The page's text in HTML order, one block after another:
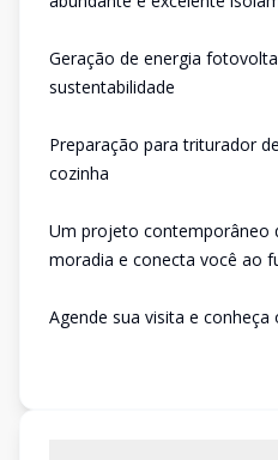
Geração de energia
sustentabilidade
Preparação para triturador
cozinha
Um projeto contemporâneo
moradia e conecta você ao
Agende sua visita e conheça